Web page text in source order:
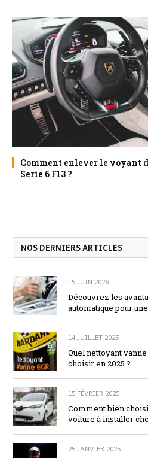
Comment enlever le voyant
Serie 6 F13 ?
NOS DERNIERS ARTICLES
15 JUIN 2026
Découvrez les
automatique pour
14 JUILLET 2025
Quel nettoyant
choisir en 2025 ?
15 FÉVRIER 2025
Comment bien
voiture à installer
25 JANVIER 2025